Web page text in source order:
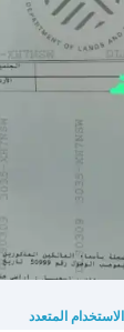
الاستخدام المتعدد